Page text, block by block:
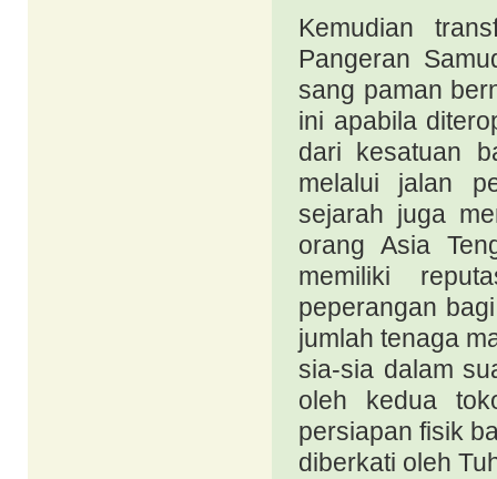
Kemudian
Pangeran
sang paman
ini apabila
dari kesatuan
melalui jalan
sejarah juga
orang Asia
memiliki
peperangan
jumlah tenaga
sia-sia dalam
oleh kedua
persiapan fisik
diberkati oleh